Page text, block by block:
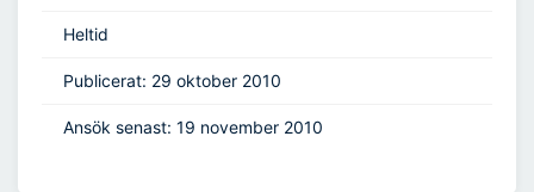
Heltid
Publicerat: 29 oktober 2010
Ansök senast: 19 november 2010